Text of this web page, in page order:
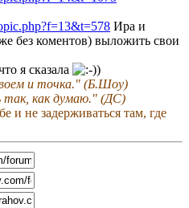
Ира и
без коментов) выложить свои
я сказала
и точка." (Б.Шоу)
так, как думаю." (ДС)
и не задерживаться там, где